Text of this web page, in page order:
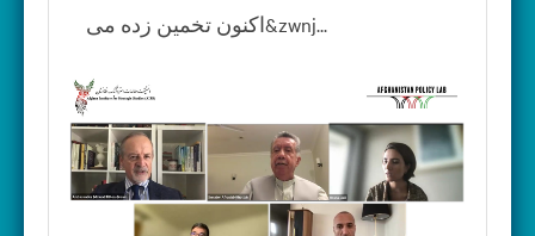
اکنون تخمین زده می&zwnj...